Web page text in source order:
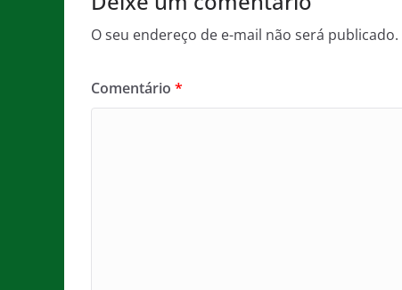
O seu endereço de e-mail não será publicado.
Comentário *